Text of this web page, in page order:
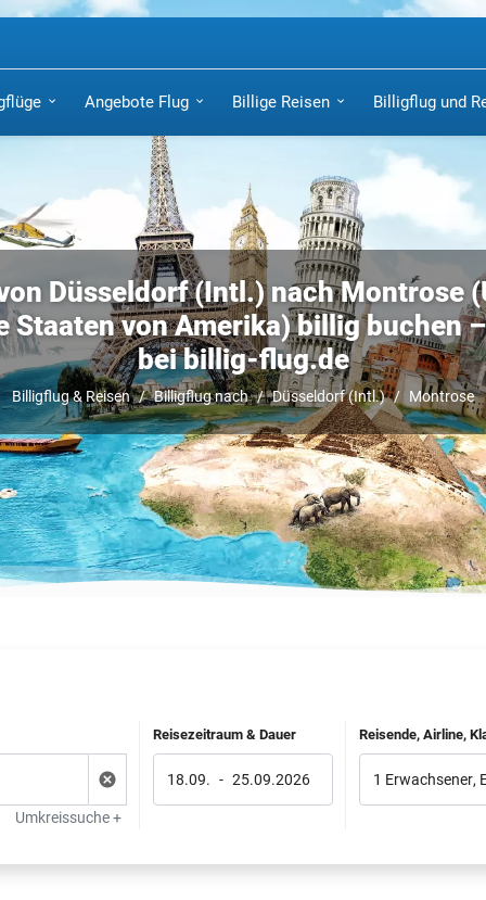
Angebote Flug Billige Reisen Billigflug und
Düsseldorf (Intl.) nach Montrose
Staaten von Amerika) billig buchen
bei billig-flug.de
Billigflug & Reisen Billigflug nach Düsseldorf (Intl.) Montrose
Umkreissuche +
Reisezeitraum & Dauer
18.09. - 25.09.2026
Reisende, Airline,
1 Erwachsener,